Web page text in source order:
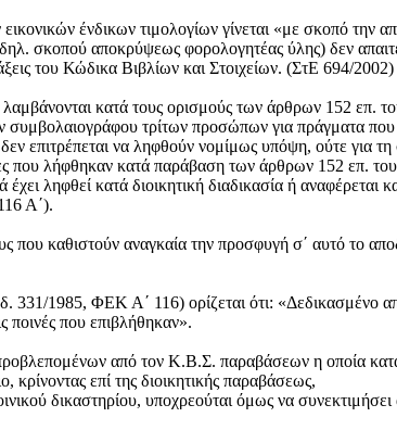
ένδικων τιμολογίων γίνεται «με σκοπό την
σκοπού αποκρύψεως φορολογητέας ύλης) δεν
του Κώδικα Βιβλίων και Στοιχείων. (ΣτΕ 694/2002)
κατά τους ορισμούς των άρθρων 152 επ.
τρίτων προσώπων για πράγματα που
επιτρέπεται να ληφθούν νομίμως υπόψη, ούτε για
που λήφθηκαν κατά παράβαση των άρθρων 152
ληφθεί κατά διοικητική διαδικασία ή
Α΄).
που καθιστούν αναγκαία την προσφυγή σ΄ αυτό το
1985, ΦΕΚ Α΄ 116) ορίζεται ότι: «Δεδικασμένο
ποινές που επιβλήθηκαν».
από τον Κ.Β.Σ. παραβάσεων η οποία
κρίνοντας επί της διοικητικής παραβάσεως,
δικαστηρίου, υποχρεούται όμως να